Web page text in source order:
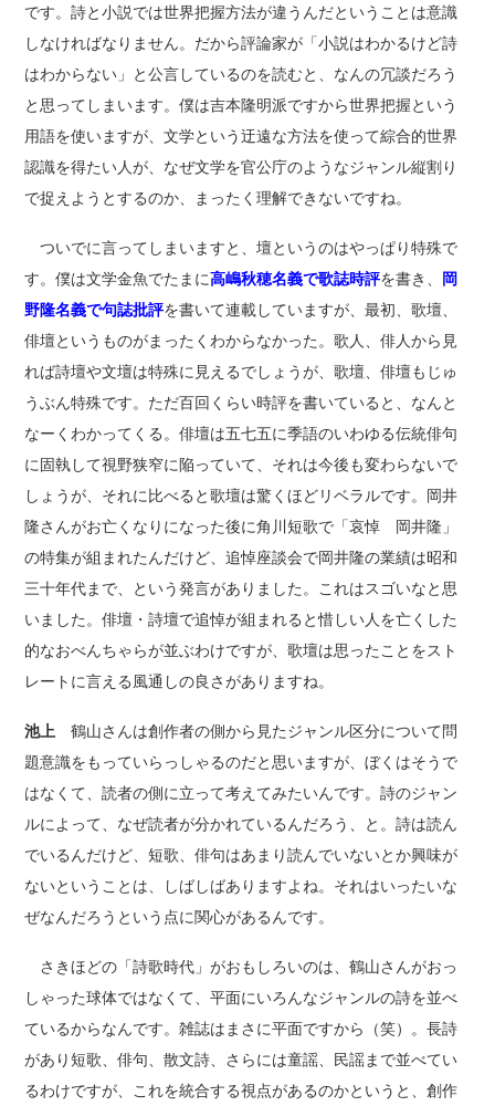
です。詩と小説では世界把握方法が違うんだということは意識
しなければなりません。だから評論家が「小説はわかるけど詩
はわからない」と公言しているのを読むと、なんの冗談だろう
と思ってしまいます。僕は吉本隆明派ですから世界把握という
用語を使いますが、文学という迂遠な方法を使って綜合的世界
認識を得たい人が、なぜ文学を官公庁のようなジャンル縦割り
で捉えようとするのか、まったく理解できないですね。
ついでに言ってしまいますと、壇というのはやっぱり特殊で
す。僕は文学金魚でたまに高嶋秋穂名義で歌誌時評を書き、 岡
野隆名義で句誌批評を書いて連載していますが、最初、歌壇、
俳壇というものがまったくわからなかった。歌人、俳人から見
れば詩壇や文壇は特殊に見えるでしょうが、歌壇、俳壇もじゅ
うぶん特殊です。ただ百回くらい時評を書いていると、なんと
なーくわかってくる。俳壇は五七五に季語のいわゆる伝統俳句
に固執して視野狭窄に陥っていて、それは今後も変わらないで
しょうが、それに比べると歌壇は驚くほどリベラルです。岡井
隆さんがお亡くなりになった後に角川短歌で「哀悼 岡井隆」
の特集が組まれたんだけど、追悼座談会で岡井隆の業績は昭和
三十年代まで、という発言がありました。これはスゴいなと思
いました。俳壇・詩壇で追悼が組まれると惜しい人を亡くした
的なおべんちゃらが並ぶわけですが、歌壇は思ったことをスト
レートに言える風通しの良さがありますね。
池上 鶴山さんは創作者の側から見たジャンル区分について問
題意識をもっていらっしゃるのだと思いますが、ぼくはそうで
はなくて、読者の側に立って考えてみたいんです。詩のジャン
ルによって、なぜ読者が分かれているんだろう、と。詩は読ん
でいるんだけど、短歌、俳句はあまり読んでいないとか興味が
ないということは、しばしばありますよね。それはいったいな
ぜなんだろうという点に関心があるんです。
さきほどの「詩歌時代」がおもしろいのは、鶴山さんがおっ
しゃった球体ではなくて、平面にいろんなジャンルの詩を並べ
ているからなんです。雑誌はまさに平面ですから（笑）。長詩
があり短歌、俳句、散文詩、さらには童謡、民謡まで並べてい
るわけですが、これを統合する視点があるのかというと、創作